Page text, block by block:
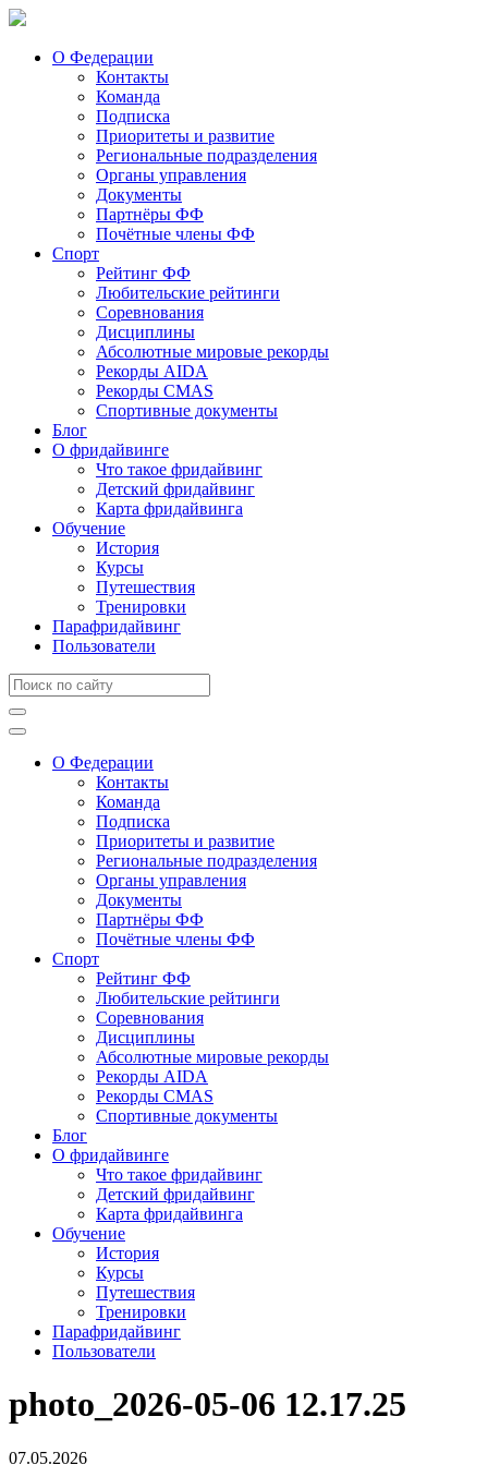
О Федерации
Контакты
Команда
Подписка
Приоритеты и развитие
Региональные подразделения
Органы управления
Документы
Партнёры ФФ
Почётные члены ФФ
Спорт
Рейтинг ФФ
Любительские рейтинги
Соревнования
Дисциплины
Абсолютные мировые рекорды
Рекорды AIDA
Рекорды CMAS
Спортивные документы
Блог
О фридайвинге
Что такое фридайвинг
Детский фридайвинг
Карта фридайвинга
Обучение
История
Курсы
Путешествия
Тренировки
Парафридайвинг
Пользователи
О Федерации
Контакты
Команда
Подписка
Приоритеты и развитие
Региональные подразделения
Органы управления
Документы
Партнёры ФФ
Почётные члены ФФ
Спорт
Рейтинг ФФ
Любительские рейтинги
Соревнования
Дисциплины
Абсолютные мировые рекорды
Рекорды AIDA
Рекорды CMAS
Спортивные документы
Блог
О фридайвинге
Что такое фридайвинг
Детский фридайвинг
Карта фридайвинга
Обучение
История
Курсы
Путешествия
Тренировки
Парафридайвинг
Пользователи
photo_2026-05-06 12.17.25
07.05.2026